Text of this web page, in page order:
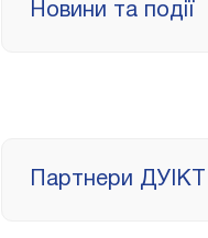
Новини та події
Партнери ДУІКТ